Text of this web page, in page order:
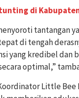
di
tantangan
di tengah
yang kredibel dan
optimal,”
Little Bee